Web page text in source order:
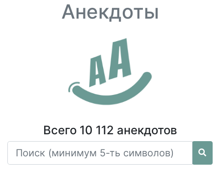
Анекдоты
Всего 10 112 анекдотов